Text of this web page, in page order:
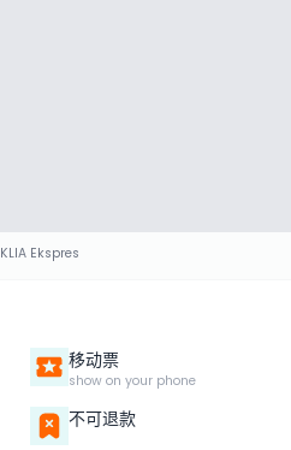
KLIA Ekspres
移动票
show on your phone
不可退款